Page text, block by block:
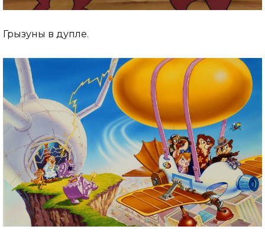
Грызуны в дупле.